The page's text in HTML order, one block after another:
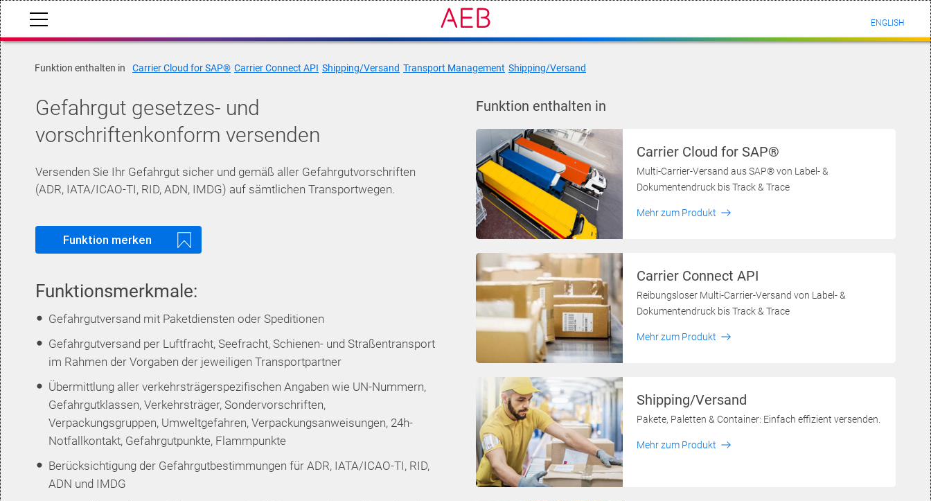
ENGLISH
Funktion enthalten in Carrier Cloud for SAP® Carrier Connect API Shipping/Versand Transport Management Shipping/Versand
Gefahrgut gesetzes- und
vorschriftenkonform versenden
Versenden Sie Ihr Gefahrgut sicher und gemäß aller Gefahrgutvorschriften
(ADR, IATA/ICAO-TI, RID, ADN, IMDG) auf sämtlichen Transportwegen.
Funktion merken
Funktionsmerkmale:
Gefahrgutversand mit Paketdiensten oder Speditionen
Gefahrgutversand per Luftfracht, Seefracht, Schienen- und Straßentransport
im Rahmen der Vorgaben der jeweiligen Transportpartner
Übermittlung aller verkehrsträgerspezifischen Angaben wie UN-Nummern,
Gefahrgutklassen, Verkehrsträger, Sondervorschriften,
Verpackungsgruppen, Umweltgefahren, Verpackungsanweisungen, 24h-
Notfallkontakt, Gefahrgutpunkte, Flammpunkte
Berücksichtigung der Gefahrgutbestimmungen für ADR, IATA/ICAO-TI, RID,
ADN und IMDG
Funktion enthalten in
Carrier Cloud for SAP®
Multi-Carrier-Versand aus SAP® von Label- &
Dokumentendruck bis Track & Trace
Mehr zum Produkt
Carrier Connect API
Reibungsloser Multi-Carrier-Versand von Label- &
Dokumentendruck bis Track & Trace
Mehr zum Produkt
Shipping/Versand
Pakete, Paletten & Container: Einfach effizient versenden.
Mehr zum Produkt